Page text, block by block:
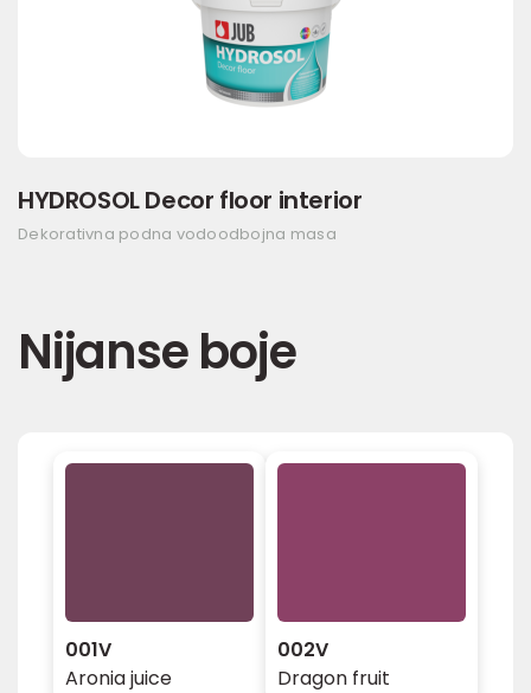
HYDROSOL Decor floor interior
Dekorativna podna vodoodbojna masa
Nijanse boje
001V
Aronia juice
002V
Dragon fruit